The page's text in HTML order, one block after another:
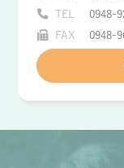
TEL
0948-
FAX
0948-